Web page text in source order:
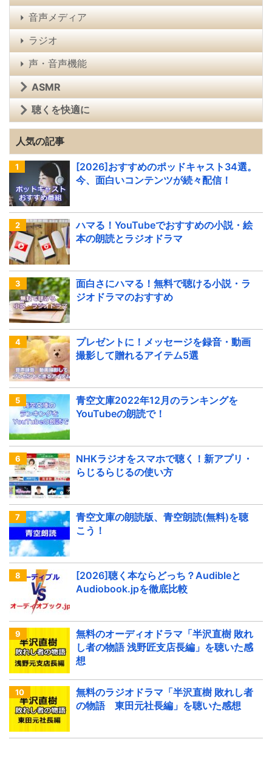
音声メディア
ラジオ
声・音声機能
ASMR
聴くを快適に
人気の記事
[2026]おすすめのポッドキャスト34選。
今、面白いコンテンツが続々配信！
ハマる！YouTubeでおすすめの小説・絵
本の朗読とラジオドラマ
面白さにハマる！無料で聴ける小説・ラ
ジオドラマのおすすめ
プレゼントに！メッセージを録音・動画
撮影して贈れるアイテム5選
青空文庫2022年12月のランキングを
YouTubeの朗読で！
NHKラジオをスマホで聴く！新アプリ・
らじるらじるの使い方
青空文庫の朗読版、青空朗読(無料)を聴
こう！
[2026]聴く本ならどっち？Audibleと
Audiobook.jpを徹底比較
無料のオーディオドラマ「半沢直樹 敗れ
し者の物語 浅野匠支店長編」を聴いた感
想
無料のラジオドラマ「半沢直樹 敗れし者
の物語 東田元社長編」を聴いた感想